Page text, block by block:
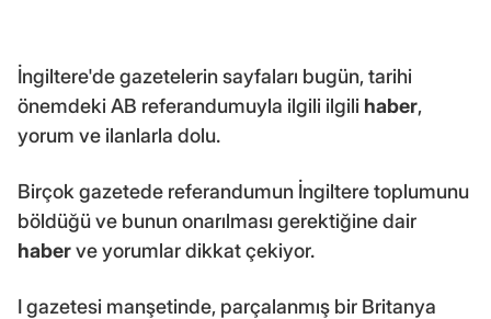
İngiltere'de gazetelerin sayfaları bugün, tarihi
önemdeki AB referandumuyla ilgili ilgili haber,
yorum ve ilanlarla dolu.
Birçok gazetede referandumun İngiltere toplumunu
böldüğü ve bunun onarılması gerektiğine dair
haberve yorumlar dikkat çekiyor.
I gazetesi manşetinde, parçalanmış bir Britanya